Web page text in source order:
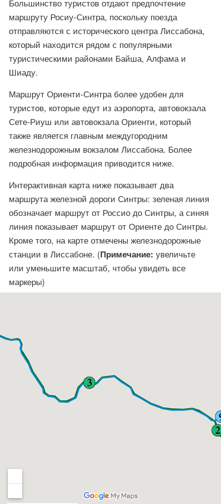
Большинство туристов отдают предпочтение
маршруту Росиу-Синтра, поскольку поезда
отправляются с исторического центра Лиссабона,
который находится рядом с популярными
туристическими районами Байша, Алфама и
Шиаду.
Маршрут Ориенти-Синтра более удобен для
туристов, которые едут из аэропорта, автовокзала
Сете-Риуш или автовокзала Ориенти, который
также является главным междугородним
железнодорожным вокзалом Лиссабона. Более
подробная информация приводится ниже.
Интерактивная карта ниже показывает два
маршрута железной дороги Синтры: зеленая линия
обозначает маршрут от Россио до Синтры, а синяя
линия показывает маршрут от Ориенте до Синтры.
Кроме того, на карте отмечены железнодорожные
станции в Лиссабоне. (Примечание: увеличьте
или уменьшите масштаб, чтобы увидеть все
маркеры)